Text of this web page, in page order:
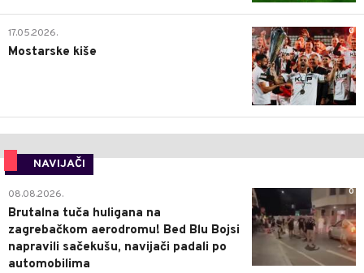
0
17.05.2026.
Mostarske kiše
NAVIJAČI
0
08.08.2026.
Brutalna tuča huligana na
zagrebačkom aerodromu! Bed Blu Bojsi
napravili sačekušu, navijači padali po
automobilima